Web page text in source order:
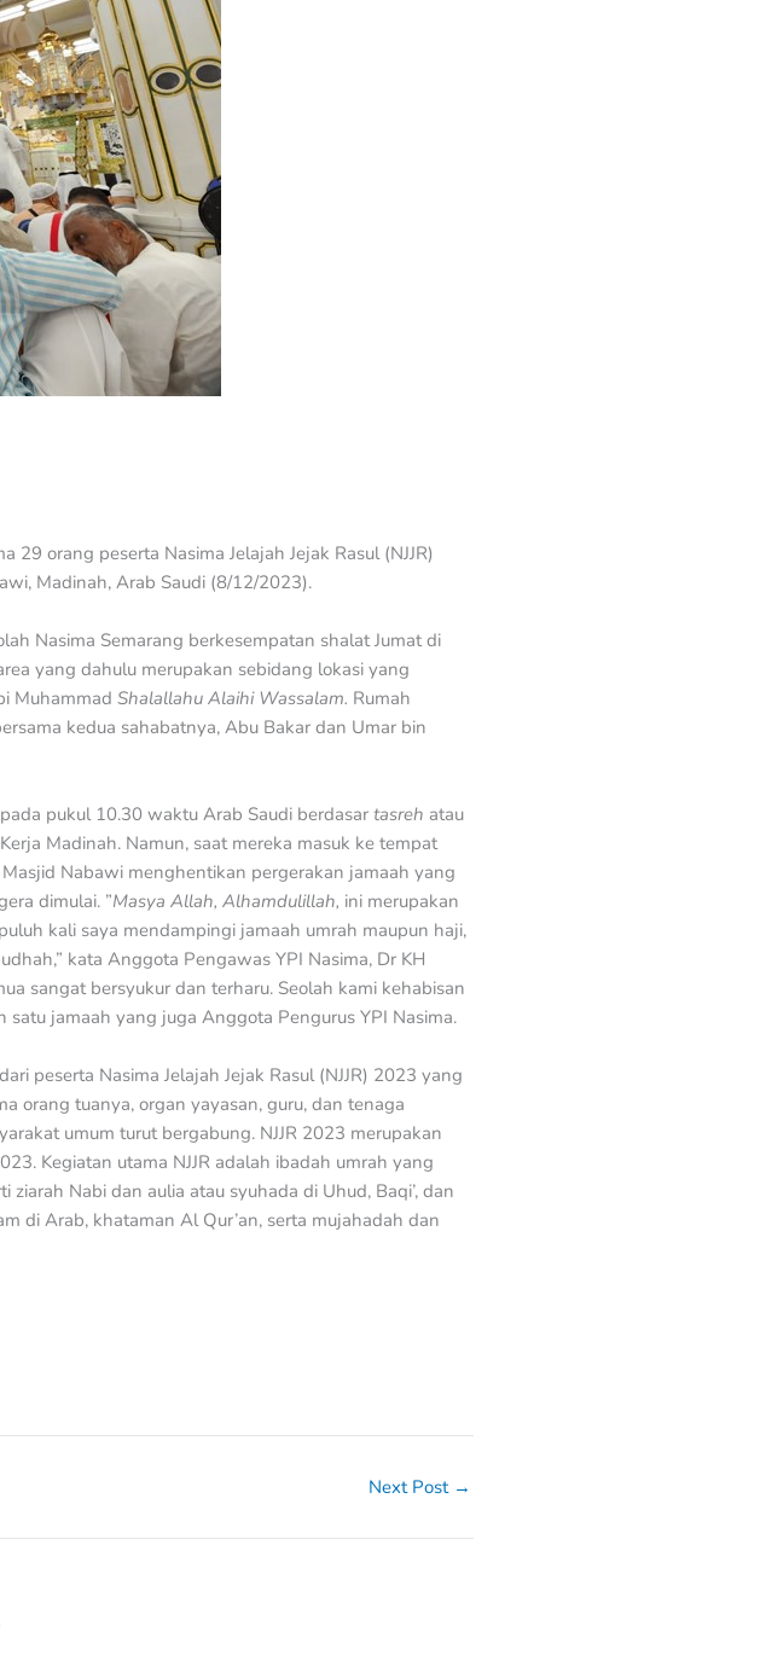
29 orang peserta Nasima Jelajah Jejak Rasul (NJJR)
Madinah, Arab Saudi (8/12/2023).
Nasima Semarang berkesempatan shalat Jumat di
yang dahulu merupakan sebidang lokasi yang
Muhammad Shalallahu Alaihi Wassalam. Rumah
kedua sahabatnya, Abu Bakar dan Umar bin
pukul 10.30 waktu Arab Saudi berdasar tasreh atau
Madinah. Namun, saat mereka masuk ke tempat
Nabawi menghentikan pergerakan jamaah yang
dimulai. ”Masya Allah, Alhamdulillah, ini merupakan
kali saya mendampingi jamaah umrah maupun haji,
kata Anggota Pengawas YPI Nasima, Dr KH
sangat bersyukur dan terharu. Seolah kami kehabisan
jamaah yang juga Anggota Pengurus YPI Nasima.
peserta Nasima Jelajah Jejak Rasul (NJJR) 2023 yang
orang tuanya, organ yayasan, guru, dan tenaga
umum turut bergabung. NJJR 2023 merupakan
Kegiatan utama NJJR adalah ibadah umrah yang
Nabi dan aulia atau syuhada di Uhud, Baqi’, dan
di Arab, khataman Al Qur’an, serta mujahadah dan
Next Post →